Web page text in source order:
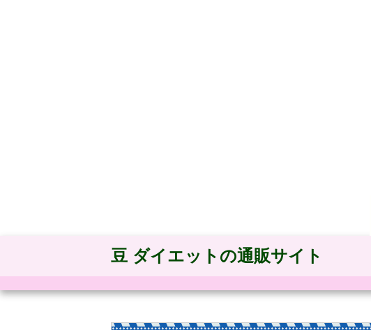
豆 ダイエットの通販サイト